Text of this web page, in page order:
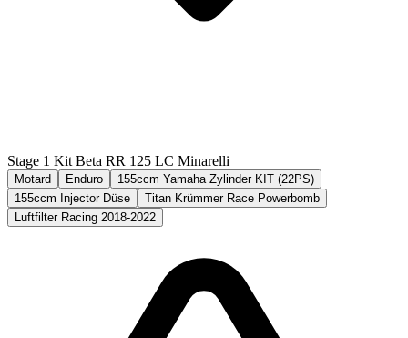
Stage 1 Kit Beta RR 125 LC Minarelli
Motard Enduro
155ccm Yamaha Zylinder KIT (22PS)
155ccm Injector Düse
Titan Krümmer Race Powerbomb
Luftfilter Racing 2018-2022